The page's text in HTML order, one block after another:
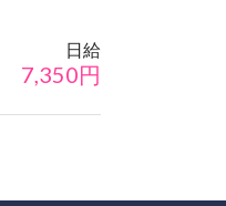
日給
7,350円